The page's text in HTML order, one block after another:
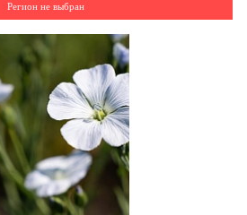
Регион не выбран